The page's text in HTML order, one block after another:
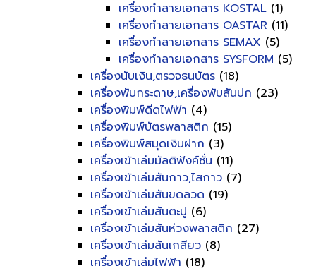
เครื่องทำลายเอกสาร KOSTAL (1)
เครื่องทำลายเอกสาร OASTAR (11)
เครื่องทำลายเอกสาร SEMAX (5)
เครื่องทำลายเอกสาร SYSFORM (5)
เครื่องนับเงิน,ตรวจธนบัตร (18)
เครื่องพับกระดาษ,เครื่องพับสันปก (23)
เครื่องพิมพ์ดีดไฟฟ้า (4)
เครื่องพิมพ์บัตรพลาสติก (15)
เครื่องพิมพ์สมุดเงินฝาก (3)
เครื่องเข้าเล่มมัลติฟังค์ชั่น (11)
เครื่องเข้าเล่มสันกาว,ไสกาว (7)
เครื่องเข้าเล่มสันขดลวด (19)
เครื่องเข้าเล่มสันตะปู (6)
เครื่องเข้าเล่มสันห่วงพลาสติก (27)
เครื่องเข้าเล่มสันเกลียว (8)
เครื่องเข้าเล่มไฟฟ้า (18)